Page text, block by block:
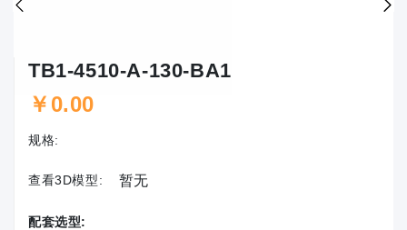
TB1-4510-A-130-BA1
￥0.00
规格:
查看3D模型: 暂无
配套选型: